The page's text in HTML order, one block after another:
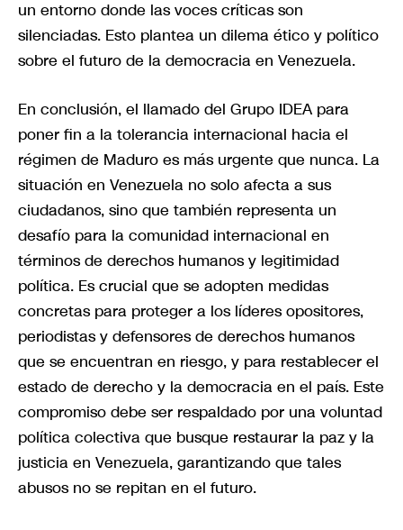
un entorno donde las voces críticas son
silenciadas. Esto plantea un dilema ético y político
sobre el futuro de la democracia en Venezuela.
En conclusión, el llamado del Grupo IDEA para
poner fin a la tolerancia internacional hacia el
régimen de Maduro es más urgente que nunca. La
situación en Venezuela no solo afecta a sus
ciudadanos, sino que también representa un
desafío para la comunidad internacional en
términos de derechos humanos y legitimidad
política. Es crucial que se adopten medidas
concretas para proteger a los líderes opositores,
periodistas y defensores de derechos humanos
que se encuentran en riesgo, y para restablecer el
estado de derecho y la democracia en el país. Este
compromiso debe ser respaldado por una voluntad
política colectiva que busque restaurar la paz y la
justicia en Venezuela, garantizando que tales
abusos no se repitan en el futuro.